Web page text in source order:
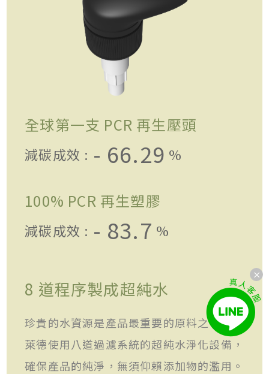
全球第一支 PCR 再生壓頭
減碳成效 : - 66.29 %
100% PCR 再生塑膠
減碳成效 : - 83.7 %
8 道程序製成超純水
珍貴的水資源是產品最重要的原料之一，歐
萊德使用八道過濾系統的超純水淨化設備，
確保產品的純淨，無須仰賴添加物的濫用。